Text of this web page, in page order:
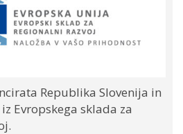
Republika Slovenija in
Evropskega sklada za